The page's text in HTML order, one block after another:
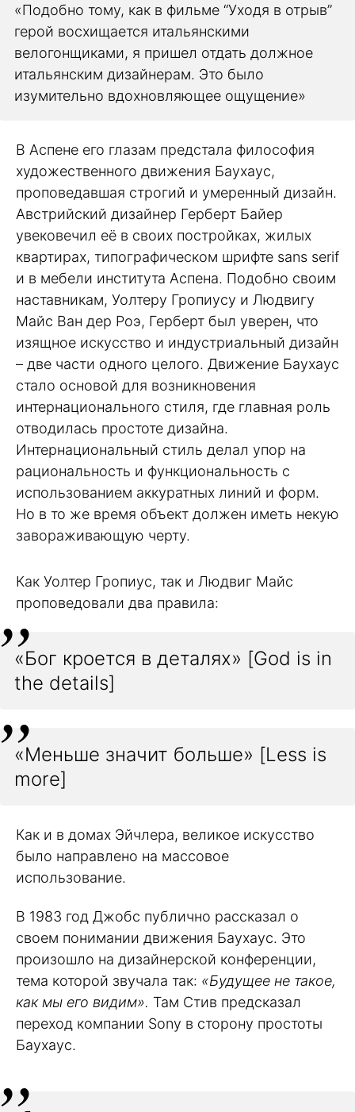
«Подобно тому, как в фильме “Уходя в отрыв”
герой восхищается итальянскими
велогонщиками, я пришел отдать должное
итальянским дизайнерам. Это было
изумительно вдохновляющее ощущение»
В Аспене его глазам предстала философия
художественного движения Баухаус,
проповедавшая строгий и умеренный дизайн.
Австрийский дизайнер Герберт Байер
увековечил её в своих постройках, жилых
квартирах, типографическом шрифте sans serif
и в мебели института Аспена. Подобно своим
наставникам, Уолтеру Гропиусу и Людвигу
Майс Ван дер Роэ, Герберт был уверен, что
изящное искусство и индустриальный дизайн
– две части одного целого. Движение Баухаус
стало основой для возникновения
интернационального стиля, где главная роль
отводилась простоте дизайна.
Интернациональный стиль делал упор на
рациональность и функциональность с
использованием аккуратных линий и форм.
Но в то же время объект должен иметь некую
завораживающую черту.
Как Уолтер Гропиус, так и Людвиг Майс
проповедовали два правила:
«Бог кроется в деталях» [God is in
the details]
«Меньше значит больше» [Less is
more]
Как и в домах Эйчлера, великое искусство
было направлено на массовое
использование.
В 1983 год Джобс публично рассказал о
своем понимании движения Баухаус. Это
произошло на дизайнерской конференции,
тема которой звучала так: «Будущее не такое,
как мы его видим». Там Стив предсказал
переход компании Sony в сторону простоты
Баухаус.